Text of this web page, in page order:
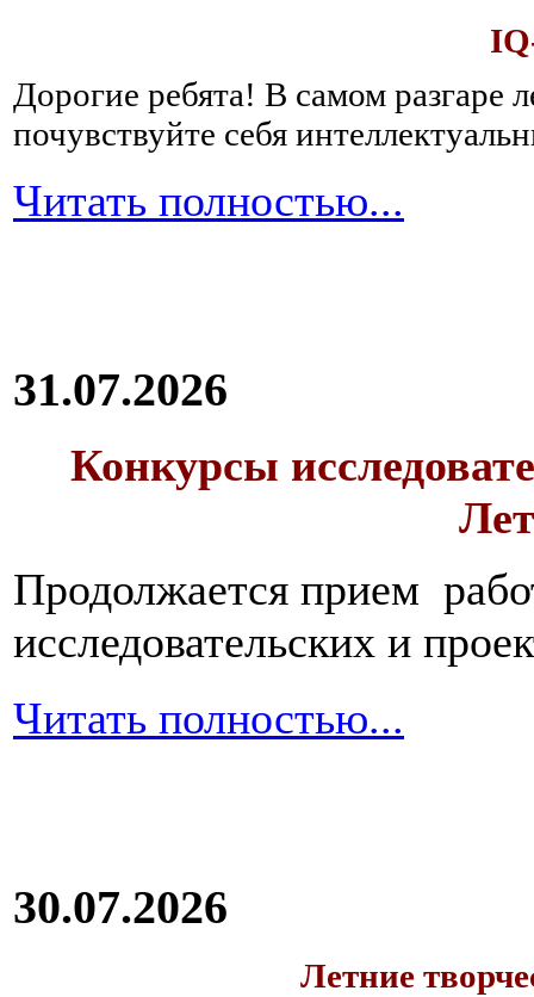
Дорогие ребята! В самом разгаре
почувствуйте себя
Читать полностью...
31.07.2026
Конкурсы
Продолжается прием
исследовательских и
Читать полностью...
30.07.2026
Летние